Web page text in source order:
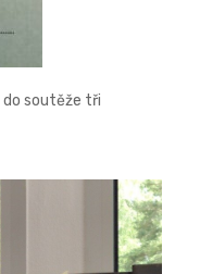
do soutěže tři